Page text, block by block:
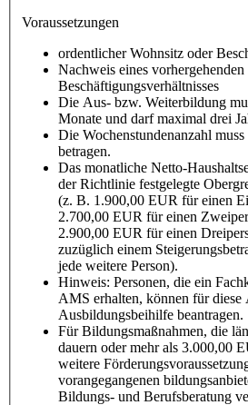
Voraussetzungen
ordentlicher Wohnsitz oder
Nachweis eines vorhergehenden
Beschäftigungsverhältnisses
Die Aus- bzw. Weiterbildung
Monate und darf maximal drei
Die Wochenstundenanzahl
betragen.
Das monatliche Netto-
der Richtlinie festgelegte
(z. B. 1.900,00 EUR für einen
2.700,00 EUR für einen
2.900,00 EUR für einen
zuzüglich einem
jede weitere Person).
Hinweis: Personen, die ein
AMS erhalten, können für
Ausbildungsbeihilfe beantragen.
Für Bildungsmaßnahmen, die
dauern oder mehr als 3.000,00
weitere
vorangegangenen
Bildungs- und Berufsberatung